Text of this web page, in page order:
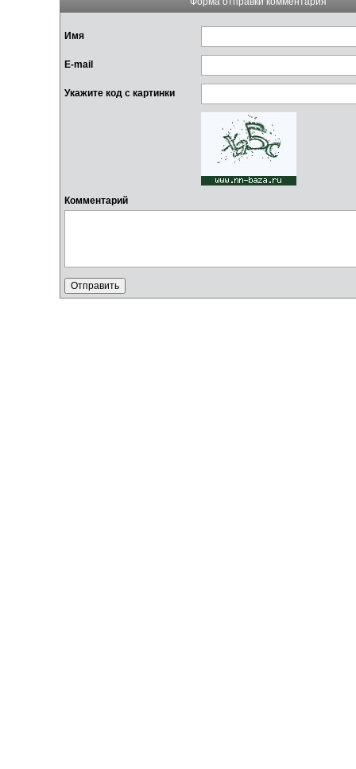
Имя
E-mail
Укажите код с картинки
Комментарий